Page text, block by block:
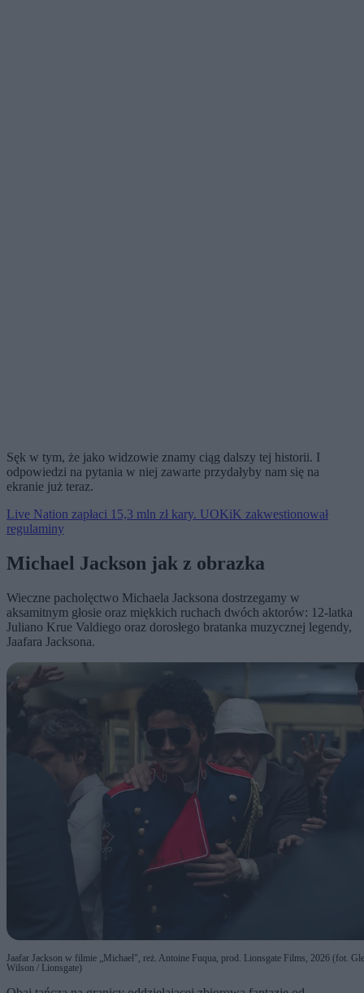
Sęk w tym, że jako widzowie znamy ciąg dalszy tej historii. I
odpowiedzi na pytania w niej zawarte przydałyby nam się na
ekranie już teraz.
Live Nation zapłaci 15,3 mln zł kary. UOKiK zakwestionował
regulaminy
Michael Jackson jak z obrazka
Wieczne pacholęctwo Michaela Jacksona dostrzegamy w
aksamitnym głosie oraz miękkich ruchach dwóch aktorów: 12-latka
Juliano Krue Valdiego oraz dorosłego bratanka muzycznej legendy,
Jaafara Jacksona.
Jaafar Jackson w filmie „Michael", reż. Antoine Fuqua, prod. Lionsgate Films, 2026 (fot.
Wilson / Lionsgate)